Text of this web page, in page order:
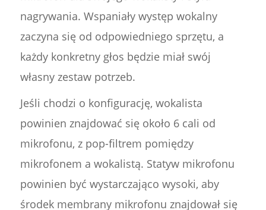
nagrywania. Wspaniały występ wokalny
zaczyna się od odpowiedniego sprzętu, a
każdy konkretny głos będzie miał swój
własny zestaw potrzeb.
Jeśli chodzi o konfigurację, wokalista
powinien znajdować się około 6 cali od
mikrofonu, z pop-filtrem pomiędzy
mikrofonem a wokalistą. Statyw mikrofonu
powinien być wystarczająco wysoki, aby
środek membrany mikrofonu znajdował się